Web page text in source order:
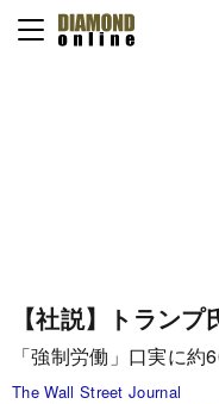
【社説】トラン
「強制労働」口実に
The Wall Street Journal